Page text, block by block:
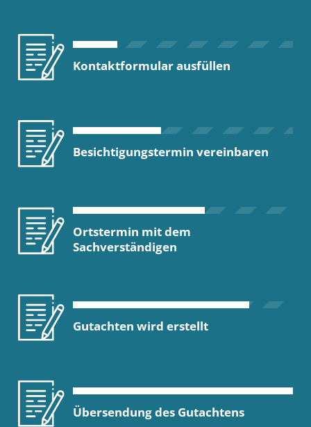
Kontaktformular ausfüllen
Besichtigungstermin vereinbaren
Ortstermin mit dem
Sachverständigen
Gutachten wird erstellt
Übersendung des Gutachtens